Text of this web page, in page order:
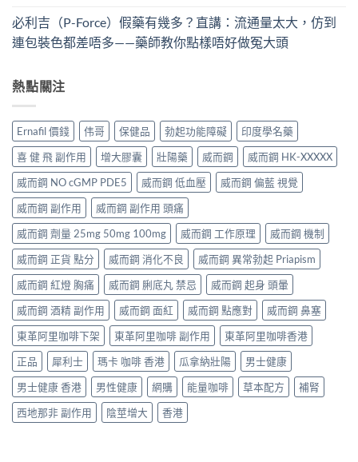
必利吉（P-Force）假藥有幾多？直講：流通量太大，仿到
連包裝色都差唔多——藥師教你點樣唔好做冤大頭
熱點關注
Ernafil 價錢 伟哥 保健品 勃起功能障礙
印度學名藥
喜 健 飛 副作用
增大膠囊 壯陽藥 威而鋼
威而鋼 HK-XXXXX
威而鋼 NO cGMP PDE5
威而鋼 低血壓
威而鋼 偏藍 視覺
威而鋼 副作用
威而鋼 副作用 頭痛
威而鋼 劑量 25mg 50mg 100mg
威而鋼 工作原理
威而鋼 機制
威而鋼 正貨 點分
威而鋼 消化不良
威而鋼 異常勃起 Priapism
威而鋼 紅燈 胸痛
威而鋼 脷底丸 禁忌
威而鋼 起身 頭暈
威而鋼 酒精 副作用
威而鋼 面紅 威而鋼 點應對
威而鋼 鼻塞
東革阿里咖啡下架
東革阿里咖啡 副作用
東革阿里咖啡香港
正品
犀利士 瑪卡 咖啡 香港 瓜拿納壯陽
男士健康
男士健康 香港
男性健康 網購 能量咖啡 草本配方
補腎
西地那非 副作用
陰莖增大 香港